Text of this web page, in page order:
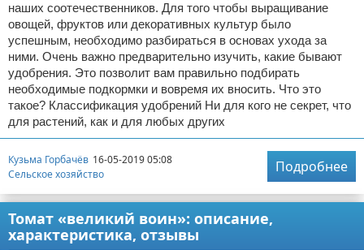
наших соотечественников. Для того чтобы выращивание
овощей, фруктов или декоративных культур было
успешным, необходимо разбираться в основах ухода за
ними. Очень важно предварительно изучить, какие бывают
удобрения. Это позволит вам правильно подбирать
необходимые подкормки и вовремя их вносить. Что это
такое? Классификация удобрений Ни для кого не секрет, что
для растений, как и для любых других
Кузьма Горбачёв 16-05-2019 05:08
Сельское хозяйство
Подробнее
Томат «великий воин»: описание,
характеристика, отзывы